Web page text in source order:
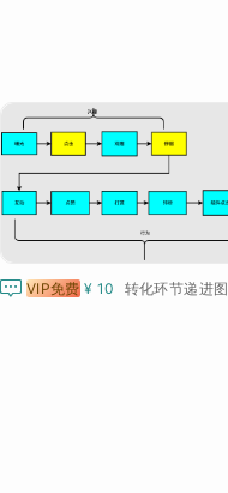
 VIP免费 ¥ 10 转化环节递进图